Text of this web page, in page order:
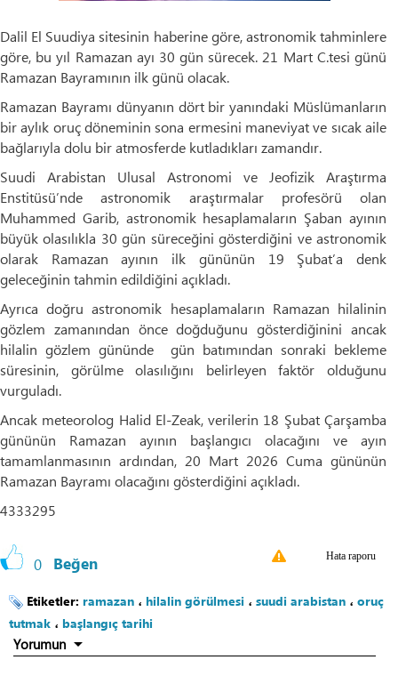
Dalil El Suudiya sitesinin haberine göre, astronomik tahminlere
göre, bu yıl Ramazan ayı 30 gün sürecek. 21 Mart C.tesi günü
Ramazan Bayramının ilk günü olacak.
Ramazan Bayramı dünyanın dört bir yanındaki Müslümanların
bir aylık oruç döneminin sona ermesini maneviyat ve sıcak aile
bağlarıyla dolu bir atmosferde kutladıkları zamandır.
Suudi Arabistan Ulusal Astronomi ve Jeofizik Araştırma
Enstitüsü’nde astronomik araştırmalar profesörü olan
Muhammed Garib, astronomik hesaplamaların Şaban ayının
büyük olasılıkla 30 gün süreceğini gösterdiğini ve astronomik
olarak Ramazan ayının ilk gününün 19 Şubat’a denk
geleceğinin tahmin edildiğini açıkladı.
Ayrıca doğru astronomik hesaplamaların Ramazan hilalinin
gözlem zamanından önce doğduğunu gösterdiğinini ancak
hilalin gözlem gününde gün batımından sonraki bekleme
süresinin, görülme olasılığını belirleyen faktör olduğunu
vurguladı.
Ancak meteorolog Halid El-Zeak, verilerin 18 Şubat Çarşamba
gününün Ramazan ayının başlangıcı olacağını ve ayın
tamamlanmasının ardından, 20 Mart 2026 Cuma gününün
Ramazan Bayramı olacağını gösterdiğini açıkladı.
4333295
0 Beğen Hata raporu
Etiketler: ramazan ، hilalin görülmesi ، suudi arabistan ، oruç
tutmak ، başlangıç tarihi
Yorumun